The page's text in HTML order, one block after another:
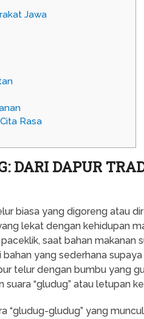
Jawa
Rasa
DARI DAPUR
biasa yang digoreng atau
lekat dengan kehidupan
saat bahan makanan
yang sederhana
telur dengan bumbu yang
“gludug” atau letupan
“gludug-gludug” yang